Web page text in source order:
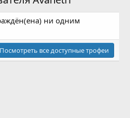
ни одним
Посмотреть все доступные трофеи